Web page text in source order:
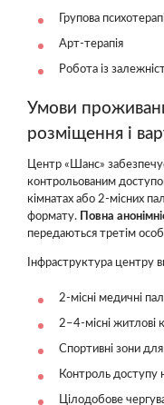
Групова
Арт-терапія
Робота із
Умови
розміщення і
Центр «Шанс»
контрольованим
кімнатах або 2-місних
формату. Повна
передаються третім
Інфраструктура центру
2-місні медичні
2–4-місні житлові
Спортивні зони для
Контроль доступу
Цілодобове